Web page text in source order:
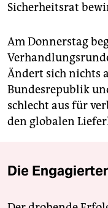
Sicherheitsrat
Am Donnerstag
Ändert sich nichts
Bundesrepublik
schlecht aus für
den globalen
Die